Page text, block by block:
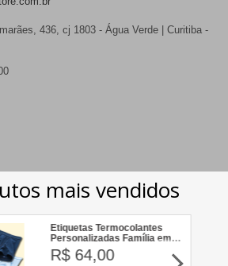
436, cj 1803 - Água Verde | Curitiba -